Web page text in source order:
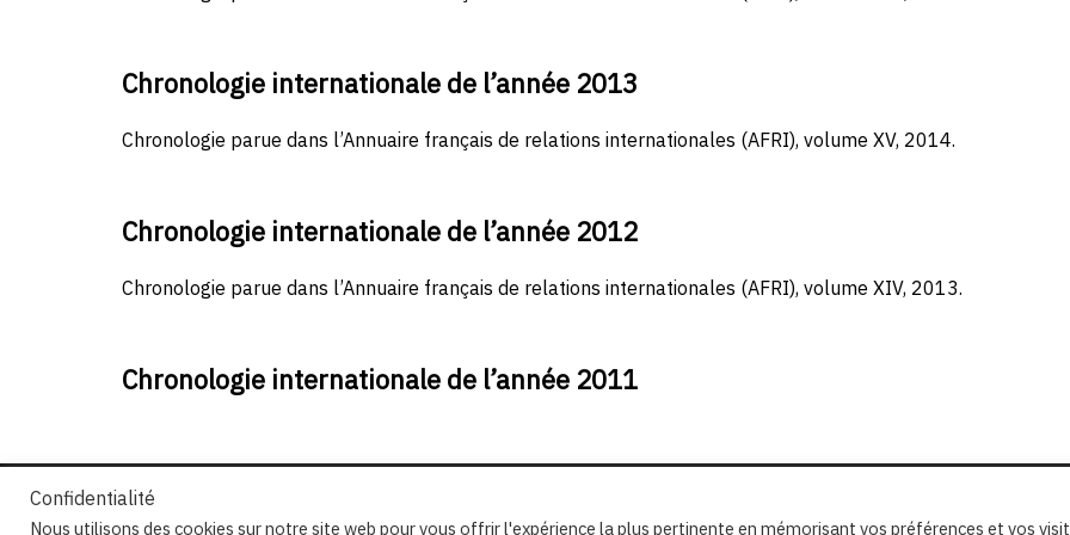
Chronologie internationale de l’année 2013
Chronologie parue dans l’Annuaire français de relations internationales (AFRI), volume XV, 2014.
Chronologie internationale de l’année 2012
Chronologie parue dans l’Annuaire français de relations internationales (AFRI), volume XIV, 2013.
Chronologie internationale de l’année 2011
Confidentialité
Nous utilisons des cookies sur notre site web pour vous offrir l'expérience la plus pertinente en mémorisant vos préférences et vos